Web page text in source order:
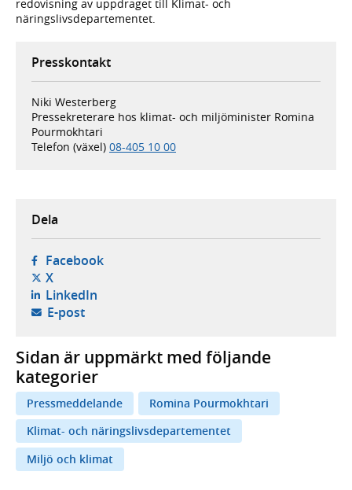
redovisning av uppdraget till Klimat- och
näringslivsdepartementet.
Presskontakt
Niki Westerberg
Pressekreterare hos klimat- och miljöminister Romina
Pourmokhtari
Telefon (växel) 08-405 10 00
Dela
Facebook- öppnas i ny flik, extern webbplats,
X- öppnas i ny flik, extern webbplats,
LinkedIn- öppnas i ny flik, extern webbplats,
E-post- öppnar din e-postklient,
Sidan är uppmärkt med följande
kategorier
Pressmeddelande
Romina Pourmokhtari
Klimat- och näringslivsdepartementet
Miljö och klimat